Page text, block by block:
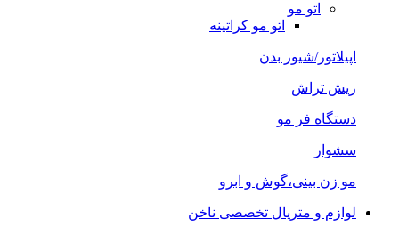
اتو مو
اتو مو کراتینه
اپیلاتور/شیور بدن
ریش تراش
دستگاه فر مو
سشوار
مو زن بینی،گوش و ابرو
لوازم و متریال تخصصی ناخن